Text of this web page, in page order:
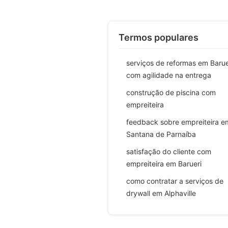
Termos populares
serviços de reformas em
com agilidade na entrega
construção de piscina com
empreiteira
feedback sobre empreiteira
Santana de Parnaíba
satisfação do cliente com
empreiteira em Barueri
como contratar a serviços de
drywall em Alphaville